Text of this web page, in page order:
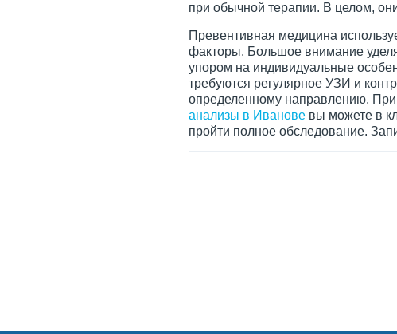
при обычной терапии. В целом,
Превентивная медицина
факторы. Большое внимание
упором на индивидуальные
требуются регулярное УЗИ и
определенному направлению.
анализы в Иванове вы можете в
пройти полное обследование.